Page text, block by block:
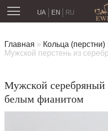
RU
UA EN
Главная » Кольца (перстни)
Мужской перстень из
Мужской серебряный
белым фианитом